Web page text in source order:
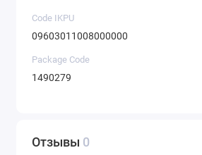
Code IKPU
09603011008000000
Package Code
1490279
Отзывы 0